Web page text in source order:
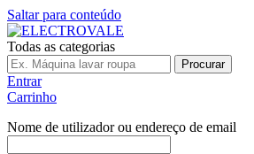
Saltar para conteúdo
Todas as categorias
Procurar
Entrar
Carrinho
Nome de utilizador ou endereço de email